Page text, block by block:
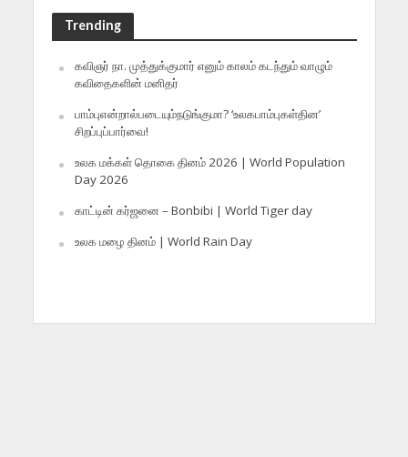
Trending
கவிஞர் நா. முத்துக்குமார் எனும் காலம் கடந்தும் வாழும்
கவிதைகளின் மனிதர்
பாம்புஎன்றால்படையும்நடுங்குமா? ‘உலகபாம்புகள்தின’
சிறப்புப்பார்வை!
உலக மக்கள் தொகை தினம் 2026 | World Population
Day 2026
காட்டின் கர்ஜனை – Bonbibi | World Tiger day
உலக மழை தினம் | World Rain Day